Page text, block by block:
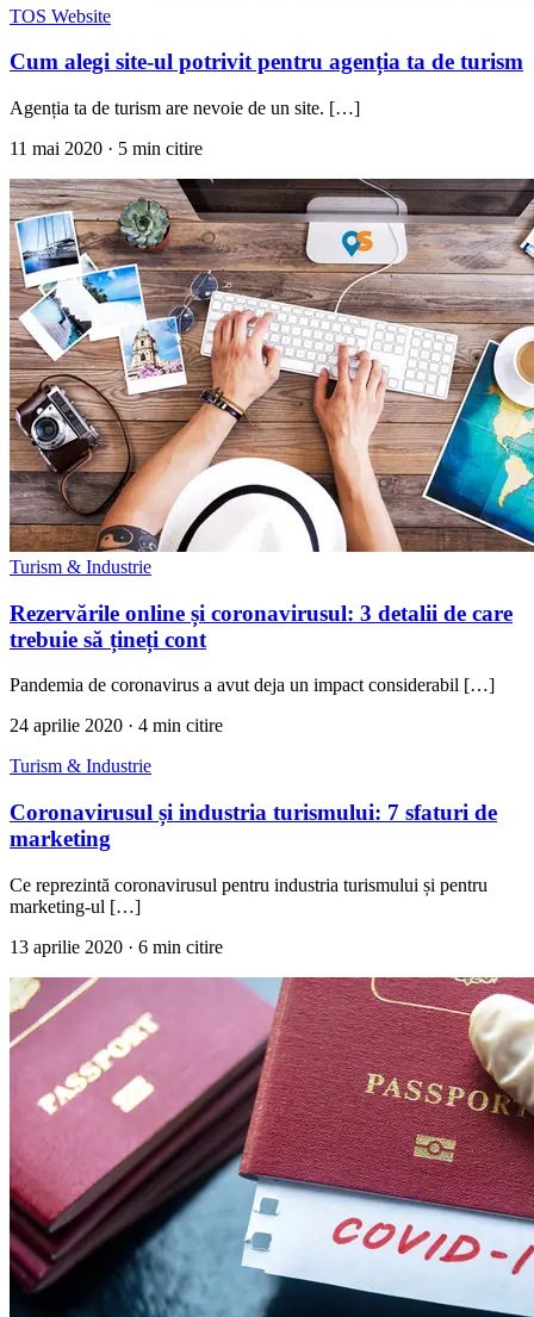
TOS Website
Cum alegi site-ul potrivit pentru agenția ta de turism
Agenția ta de turism are nevoie de un site. […]
11 mai 2020 · 5 min citire
Turism & Industrie
Rezervările online și coronavirusul: 3 detalii de care
trebuie să țineți cont
Pandemia de coronavirus a avut deja un impact considerabil […]
24 aprilie 2020 · 4 min citire
Turism & Industrie
Coronavirusul și industria turismului: 7 sfaturi de
marketing
Ce reprezintă coronavirusul pentru industria turismului și pentru
marketing-ul […]
13 aprilie 2020 · 6 min citire